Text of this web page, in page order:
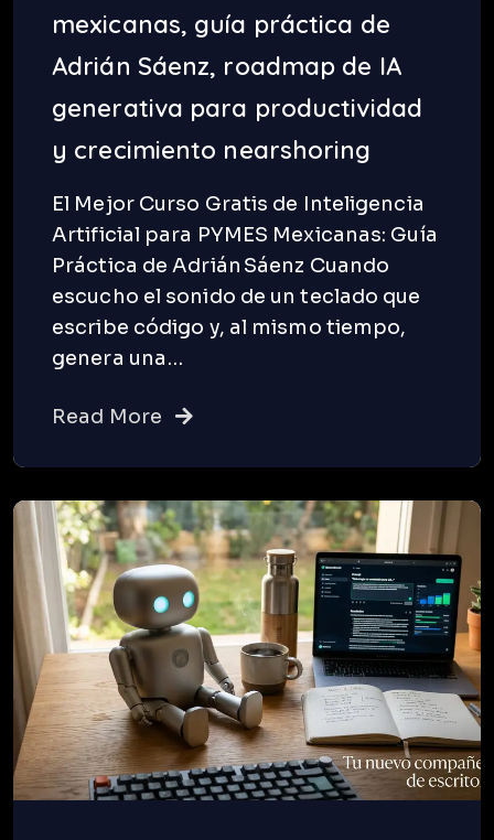
mexicanas, guía práctica de
Adrián Sáenz, roadmap de IA
generativa para productividad
y crecimiento nearshoring
El Mejor Curso Gratis de Inteligencia
Artificial para PYMES Mexicanas: Guía
Práctica de Adrián Sáenz Cuando
escucho el sonido de un teclado que
escribe código y, al mismo tiempo,
genera una…
Read More